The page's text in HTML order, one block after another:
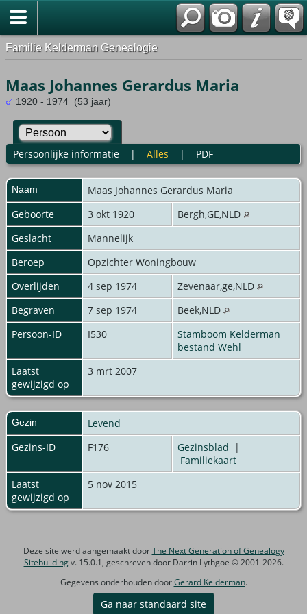
Familie Kelderman Genealogie
Maas Johannes Gerardus Maria
1920 - 1974 (53 jaar)
Persoonlijke informatie| Alles | PDF
Naam Maas Johannes Gerardus Maria
Geboorte
3 okt 1920
Bergh,GE,NLD
Geslacht
Mannelijk
Beroep
Opzichter Woningbouw
Overlijden
4 sep 1974
Zevenaar,ge,NLD
Begraven
7 sep 1974
Beek,NLD
Persoon-ID
I530
Stamboom Kelderman
bestand Wehl
Laatst
gewijzigd op
3 mrt 2007
Gezin
Levend
Gezins-ID
F176 Gezinsblad |
Familiekaart
Laatst
gewijzigd op
5 nov 2015
Deze site werd aangemaakt doorThe Next Generation of Genealogy
Sitebuildingv. 15.0.1, geschreven door Darrin Lythgoe © 2001-2026.
Gegevens onderhouden doorGerard Kelderman.
Ga naar standaard site